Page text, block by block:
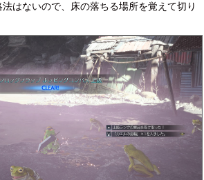
はないので、床の落ちる場所を覚えて切り